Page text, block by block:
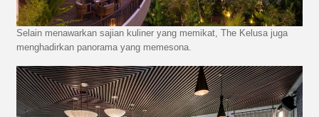
Selain menawarkan sajian kuliner yang memikat, The Kelusa juga
menghadirkan panorama yang memesona.